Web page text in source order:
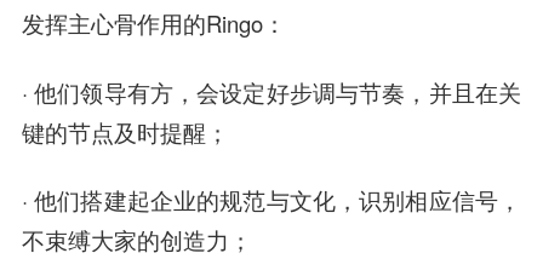
发挥主心骨作用的Ringo：
· 他们领导有方，会设定好步调与节奏，并且在关
键的节点及时提醒；
· 他们搭建起企业的规范与文化，识别相应信号，
不束缚大家的创造力；